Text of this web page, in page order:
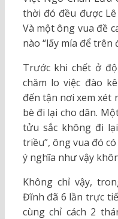
thời đó đều được
Và một ông vua đề
nào “lấy mía để trên
Trước khi chết ở
chăm lo việc đào
đến tận nơi xem xét
bè đi lại cho dân.
tửu sắc không đi
triều”, ông vua đó
ý nghĩa như vậy
Không chỉ vậy,
Đĩnh đã 6 lần trực
cùng chỉ cách 2